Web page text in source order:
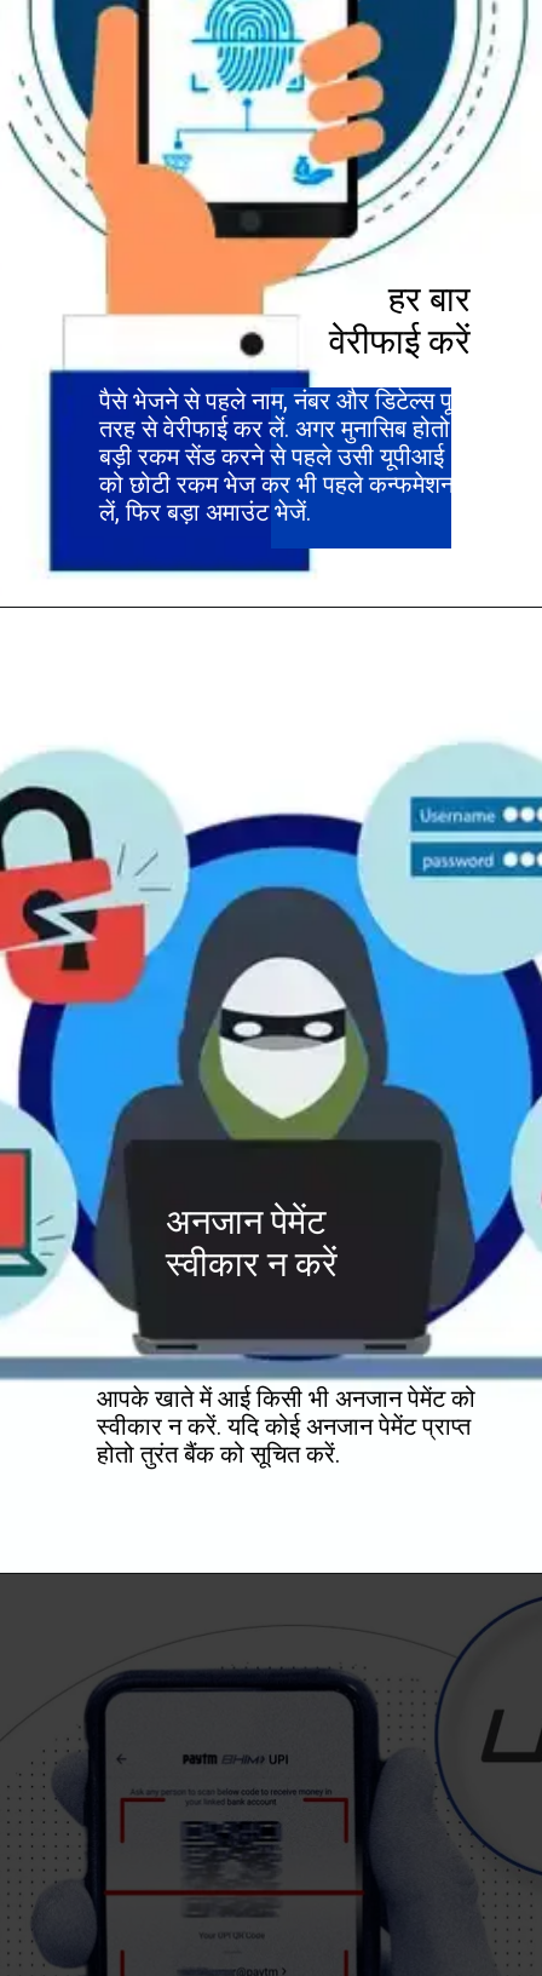
हर बार
वेरीफाई करें
पैसे भेजने से पहले नाम, नंबर और डिटेल्स पूरी
तरह से वेरीफाई कर लें. अगर मुनासिब होतो
बड़ी रकम सेंड करने से पहले उसी यूपीआई
को छोटी रकम भेज कर भी पहले कन्फमेशन
लें, फिर बड़ा अमाउंट भेजें.
अनजान पेमेंट
स्वीकार न करें
आपके खाते में आई किसी भी अनजान पेमेंट को
स्वीकार न करें. यदि कोई अनजान पेमेंट प्राप्त
होतो तुरंत बैंक को सूचित करें.